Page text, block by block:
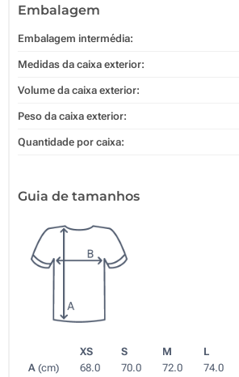
Embalagem
Embalagem intermédia:
Medidas da caixa exterior:
Volume da caixa exterior:
Peso da caixa exterior:
Quantidade por caixa:
Guia de tamanhos
XS S M L
A (cm) 68.0 70.0 72.0 74.0